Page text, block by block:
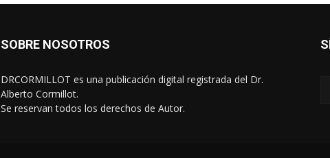
SOBRE NOSOTROS
DRCORMILLOT es una publicación digital registrada del Dr.
Alberto Cormillot.
Se reservan todos los derechos de Autor.